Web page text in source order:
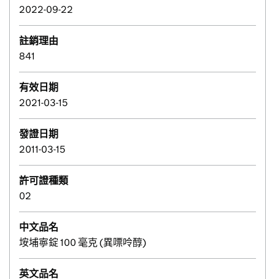
2022-09-22
註銷理由
841
有效日期
2021-03-15
發證日期
2011-03-15
許可證種類
02
中文品名
垵埔寧錠 100 毫克 (異嘌呤醇)
英文品名